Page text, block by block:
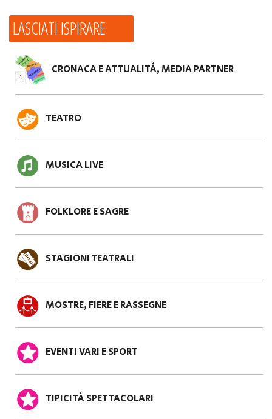
LASCIATI ISPIRARE
CRONACA E ATTUALITÀ, MEDIA PARTNER
TEATRO
MUSICA LIVE
FOLKLORE E SAGRE
STAGIONI TEATRALI
MOSTRE, FIERE E RASSEGNE
EVENTI VARI E SPORT
TIPICITÀ SPETTACOLARI